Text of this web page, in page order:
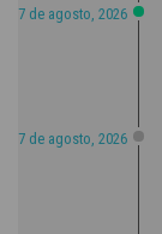
7 de agosto, 2026
7 de agosto, 2026